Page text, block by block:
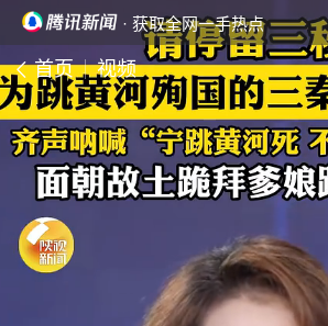
· 获取全网一手热点
首页 视频